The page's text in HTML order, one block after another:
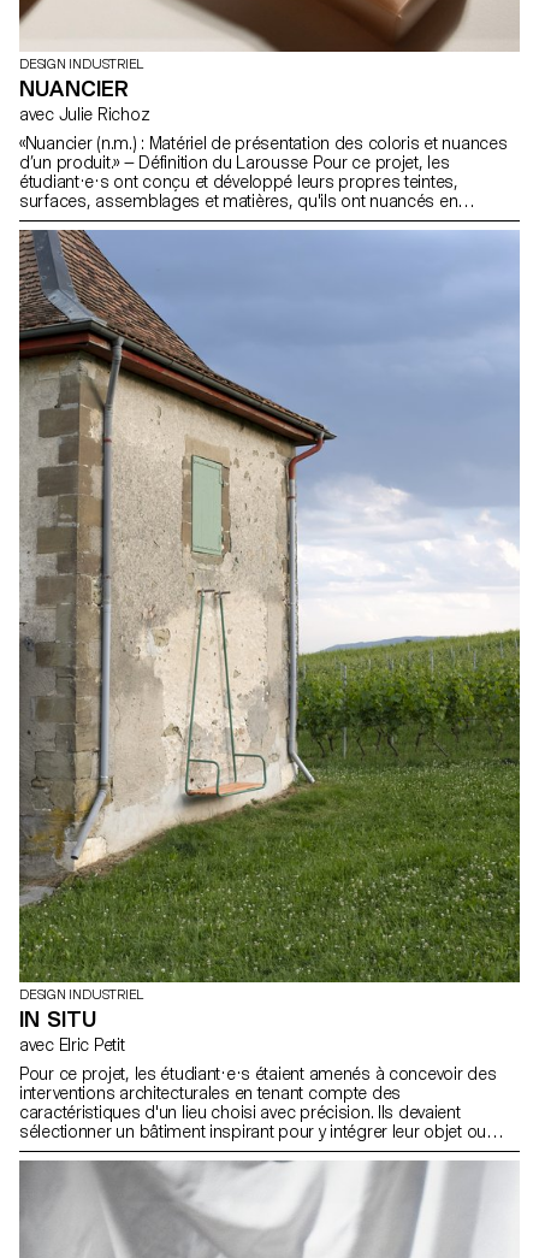
DESIGN INDUSTRIEL
NUANCIER
avec Julie Richoz
«Nuancier (n.m.) : Matériel de présentation des coloris et nuances
d’un produit.» — Définition du Larousse Pour ce projet, les
étudiant·e·s ont conçu et développé leurs propres teintes,
surfaces, assemblages et matières, qu'ils ont nuancés en
plusieurs échantillons et assemblés ensuite pour créer leur
propre nuancier.
DESIGN INDUSTRIEL
IN SITU
avec Elric Petit
Pour ce projet, les étudiant·e·s étaient amenés à concevoir des
interventions architecturales en tenant compte des
caractéristiques d'un lieu choisi avec précision. Ils devaient
sélectionner un bâtiment inspirant pour y intégrer leur objet ou
intervention, en pensant à en améliorer la fonctionnalité ou à le
protéger de l'usure. Dans le cadre de cet exercice, les étudiant·e·s
étaient invités à agir comme des «chirurgiens», en adaptant leurs
projets au «corps» du bâtiment, comme des prothèses. Les
projets devaient être amovibles et non fixés de manière
permanente sur le site.